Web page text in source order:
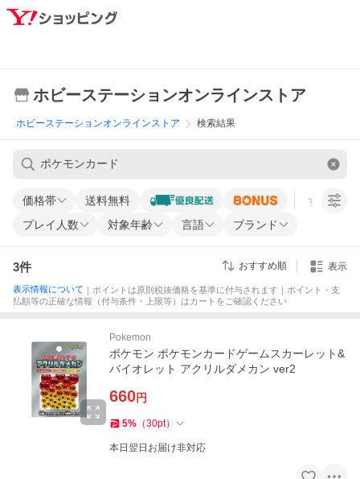
ホビーステーションオンラインストア
ホビーステーションオンラインストア 検索結果
価格帯 送料無料 すべての条
プレイ人数 対象年齢 言語 ブランド
3件 おすすめ順 表示
表示情報について ｜ポイントは原則税抜価格を基準に付与されます｜ポイント・支
払額等の正確な情報（付与条件・上限等）はカートをご確認ください
Pokemon
ポケモン ポケモンカードゲームスカーレット&
バイオレット アクリルダメカン ver2
660円
5% （30pt）
本日翌日お届け非対応